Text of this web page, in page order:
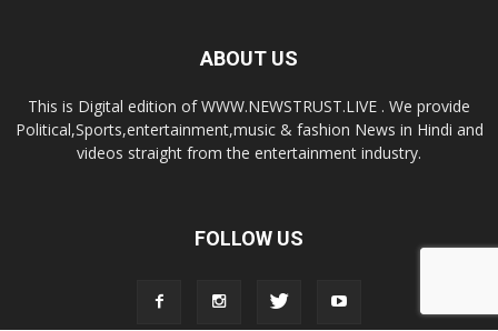
ABOUT US
This is Digital edition of WWW.NEWSTRUST.LIVE . We provide
Political,Sports,entertainment,music & fashion News in Hindi and
videos straight from the entertainment industry.
FOLLOW US